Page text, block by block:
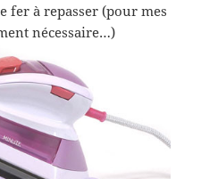
fer à repasser (pour mes
nécessaire…)